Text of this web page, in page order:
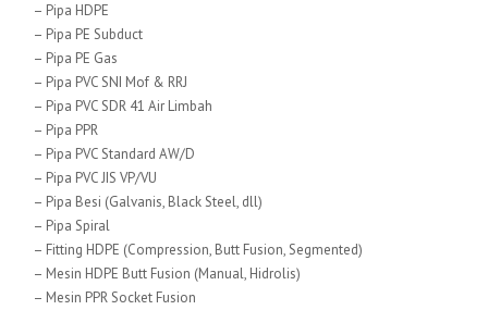
– Pipa HDPE
– Pipa PE Subduct
– Pipa PE Gas
– Pipa PVC SNI Mof & RRJ
– Pipa PVC SDR 41 Air Limbah
– Pipa PPR
– Pipa PVC Standard AW/D
– Pipa PVC JIS VP/VU
– Pipa Besi (Galvanis, Black Steel, dll)
– Pipa Spiral
– Fitting HDPE (Compression, Butt Fusion, Segmented)
– Mesin HDPE Butt Fusion (Manual, Hidrolis)
– Mesin PPR Socket Fusion